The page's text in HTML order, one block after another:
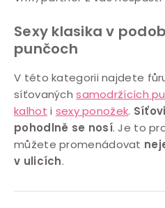
Sexy klasika v
punčoch
V této kategorii najdete
síťovanýchsamodržících
kalhot i sexy ponožek.
pohodlně se nosí. Je to
můžete promenádovat
v ulicích.